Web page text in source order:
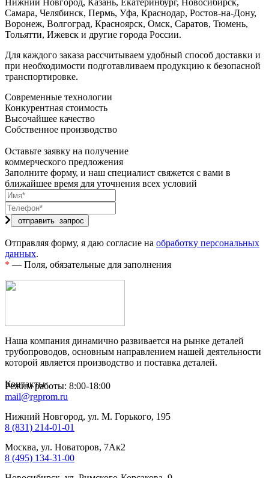
Нижний Новгород, Казань, Екатеринбург, Новосибирск,
Самара, Челябинск, Пермь, Уфа, Краснодар, Ростов-на-Дону,
Воронеж, Волгоград, Красноярск, Омск, Саратов, Тюмень,
Тольятти, Ижевск и другие города России.
Для каждого заказа рассчитываем удобный способ доставки и
при необходимости подготавливаем продукцию к безопасной
транспортировке.
Современные технологии
Конкурентная стоимость
Высочайшее качество
Собственное производство
Оставьте заявку на получение
коммерческого предложения
Заполните форму, и наш специалист свяжется с вами в
ближайшее время для уточнения всех условий
Отправляя форму, я даю согласие на обработку персональных
данных.
* — Поля, обязательные для заполнения
Наша компания динамично развивается на рынке деталей
трубопроводов, основным направлением нашей деятельности
которой является производство и поставка деталей.
Контакты
Режим работы: 8:00-18:00
mail@rgprom.ru
Нижний Новгород, ул. М. Горького, 195
8 (831) 214-01-01
Москва, ул. Новаторов, 7Ак2
8 (495) 134-31-00